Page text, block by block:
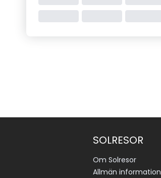
SOLRESOR
Om Solresor
Allmän information